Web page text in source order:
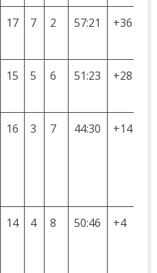
17 7 2 57:21 +36
15 5 6 51:23 +28
16 3 7 44:30 +14
14 4 8 50:46 +4